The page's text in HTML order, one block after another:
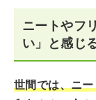
ニートやフ
い」と感じ
世間では、ニ